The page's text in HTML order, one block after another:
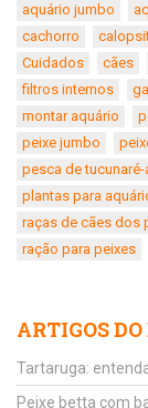
aquário jumbo
cachorro
Cuidados
cães
filtros internos
montar aquário
peixe jumbo
pesca de tucunaré-
plantas para
raças de cães dos
ração para peixes
ARTIGOS DO
Tartaruga:
Peixe betta com